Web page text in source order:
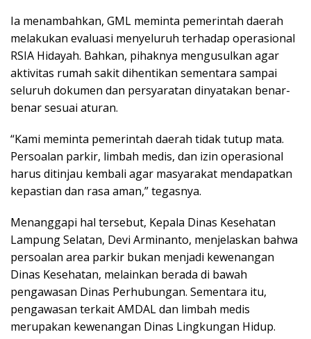
Ia menambahkan, GML meminta pemerintah daerah
melakukan evaluasi menyeluruh terhadap operasional
RSIA Hidayah. Bahkan, pihaknya mengusulkan agar
aktivitas rumah sakit dihentikan sementara sampai
seluruh dokumen dan persyaratan dinyatakan benar-
benar sesuai aturan.
‎“Kami meminta pemerintah daerah tidak tutup mata.
Persoalan parkir, limbah medis, dan izin operasional
harus ditinjau kembali agar masyarakat mendapatkan
kepastian dan rasa aman,” tegasnya.
Menanggapi hal tersebut, Kepala Dinas Kesehatan
Lampung Selatan, Devi Arminanto, menjelaskan bahwa
persoalan area parkir bukan menjadi kewenangan
Dinas Kesehatan, melainkan berada di bawah
pengawasan Dinas Perhubungan. Sementara itu,
pengawasan terkait AMDAL dan limbah medis
merupakan kewenangan Dinas Lingkungan Hidup.